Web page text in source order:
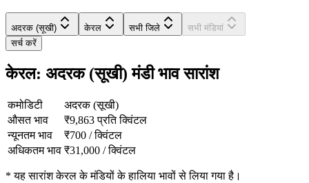
अदरक (सूखी) केरल सभी जिले
सभी मंडियां
सर्च करें
केरल: अदरक (सूखी) मंडी भाव सारांश
कमोडिटी
अदरक (सूखी)
औसत भाव
₹9,863 प्रति क्विंटल
न्यूनतम भाव
₹700 /क्विंटल
अधिकतम भाव ₹31,000 /क्विंटल
*यह सारांश केरल के मंडियों के हालिया भावों से लिया गया है।